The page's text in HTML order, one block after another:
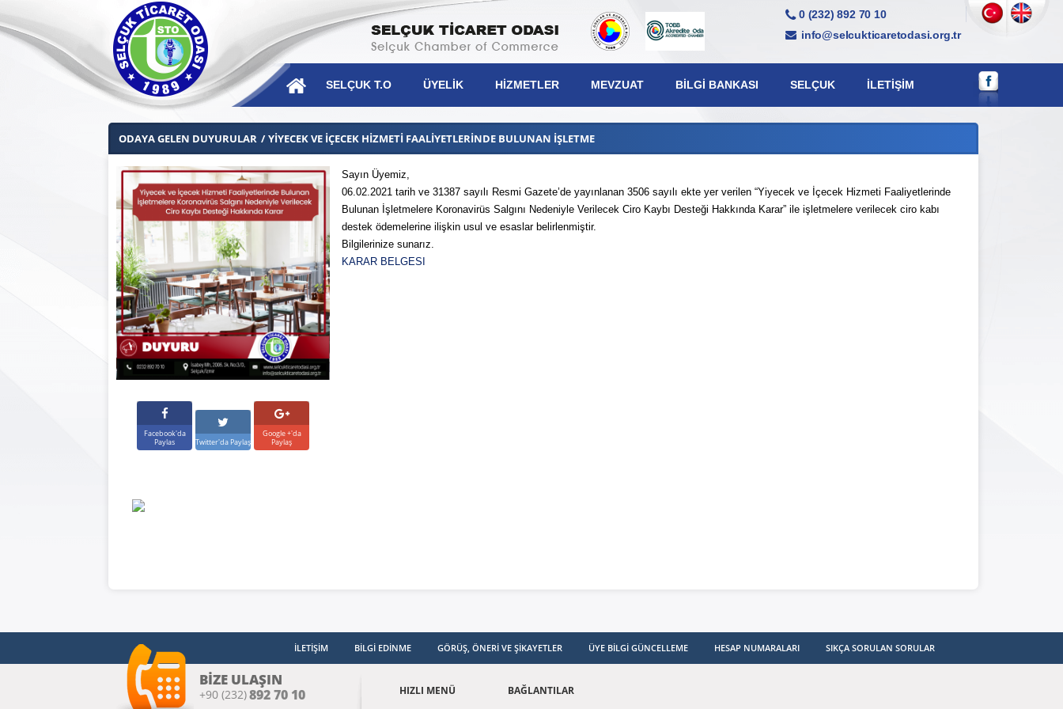
0 (232) 892 70 10
info@selcukticaretodasi.org.tr
SELÇUK T.O
Başkanımız
Meslek Komiteleri
Meclis Üyeleri
ÜYELIK HIZMETLER MEVZUAT BILGI BANKASI SELÇUK İLETIŞIM
ODAYA GELEN DUYURULAR YİYECEK VE İÇECEK HİZMETİ FAALİYETLERİNDE BULUNAN İŞLETME
Facebook'da
Paylas
Twitter'da Paylaş
Google +'da
Paylaş
Sayın Üyemiz,
06.02.2021 tarih ve 31387 sayılı Resmi Gazete’de yayınlanan 3506 sayılı ekte yer verilen “Yiyecek ve İçecek Hizmeti Faaliyetlerinde
Bulunan İşletmelere Koronavirüs Salgını Nedeniyle Verilecek Ciro Kaybı Desteği Hakkında Karar” ile işletmelere verilecek ciro kabı
destek ödemelerine ilişkin usul ve esaslar belirlenmiştir.
Bilgilerinize sunarız.
KARAR BELGESI
İLETİŞİM BILGI EDINME GÖRÜŞ, ÖNERI VE ŞIKAYETLER ÜYE BILGI GÜNCELLEME HESAP NUMARALARI SIKÇA SORULAN SORULAR
BİZE ULAŞIN
+90 (232)892 70 10 HIZLI MENÜ BAĞLANTILAR